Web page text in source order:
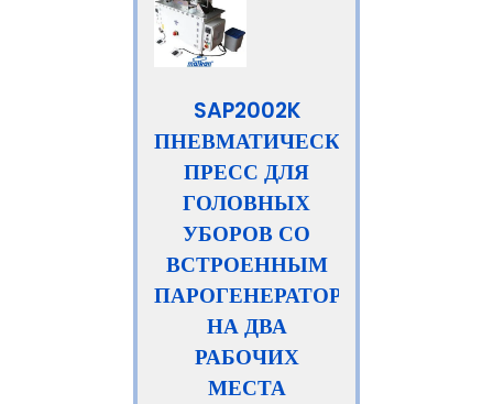
SAP2002K
ПНЕВМАТИЧЕСКИЙ
ПРЕСС ДЛЯ
ГОЛОВНЫХ
УБОРОВ СО
ВСТРОЕННЫМ
ПАРОГЕНЕРАТОРОМ,
НА ДВА
РАБОЧИХ
МЕСТА